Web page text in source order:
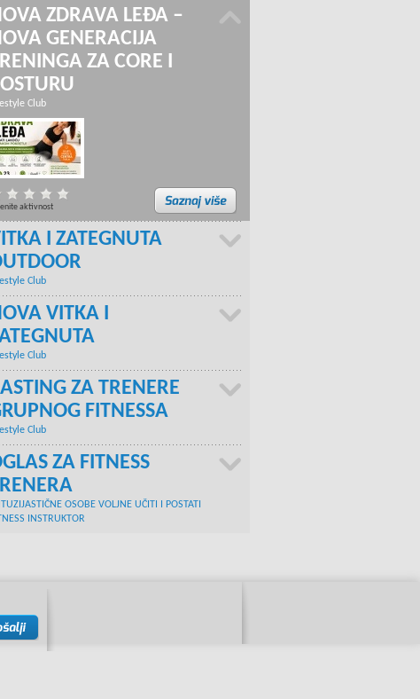
ZDRAVA LEĐA –
GENERACIJA
ZA CORE I
Club
aktivnost
I ZATEGNUTA
Club
VITKA I
Club
ZA TRENERE
FITNESSA
Club
ZA FITNESS
OSOBE VOLJNE UČITI I POSTATI
INSTRUKTOR